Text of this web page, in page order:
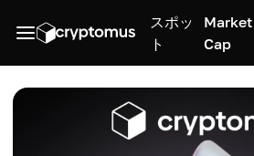
スポッ
ト
Market
Cap